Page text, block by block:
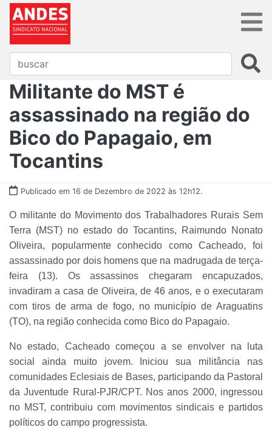
Militante do MST é
assassinado na região do
Bico do Papagaio, em
Tocantins
Publicado em 16 de Dezembro de 2022 às 12h12.
O militante do Movimento dos Trabalhadores Rurais Sem
Terra (MST) no estado do Tocantins, Raimundo Nonato
Oliveira, popularmente conhecido como Cacheado, foi
assassinado por dois homens que na madrugada de terça-
feira (13). Os assassinos chegaram encapuzados,
invadiram a casa de Oliveira, de 46 anos, e o executaram
com tiros de arma de fogo, no município de Araguatins
(TO), na região conhecida como Bico do Papagaio.
No estado, Cacheado começou a se envolver na luta
social ainda muito jovem. Iniciou sua militância nas
comunidades Eclesiais de Bases, participando da Pastoral
da Juventude Rural-PJR/CPT. Nos anos 2000, ingressou
no MST, contribuiu com movimentos sindicais e partidos
políticos do campo progressista.